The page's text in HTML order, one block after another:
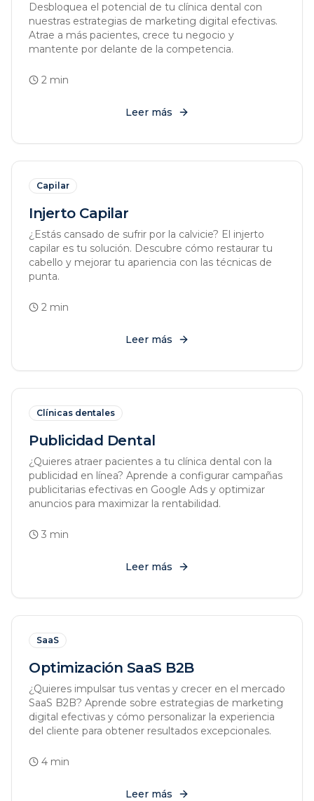
Desbloquea el potencial de tu clínica dental con
nuestras estrategias de marketing digital efectivas.
Atrae a más pacientes, crece tu negocio y
mantente por delante de la competencia.
2 min
Leer más
Capilar
Injerto Capilar
¿Estás cansado de sufrir por la calvicie? El injerto
capilar es tu solución. Descubre cómo restaurar tu
cabello y mejorar tu apariencia con las técnicas de
punta.
2 min
Leer más
Clínicas dentales
Publicidad Dental
¿Quieres atraer pacientes a tu clínica dental con la
publicidad en línea? Aprende a configurar campañas
publicitarias efectivas en Google Ads y optimizar
anuncios para maximizar la rentabilidad.
3 min
Leer más
SaaS
Optimización SaaS B2B
¿Quieres impulsar tus ventas y crecer en el mercado
SaaS B2B? Aprende sobre estrategias de marketing
digital efectivas y cómo personalizar la experiencia
del cliente para obtener resultados excepcionales.
4 min
Leer más